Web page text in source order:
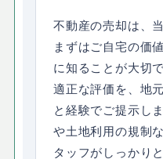
不動産の売却は、
まずはご自宅の価
に知ることが大切
適正な評価を、地
と経験でご提示し
や土地利用の規制
タッフがしっかり